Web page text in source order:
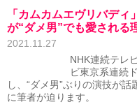
「カムカムエヴリバデ
が“ダメ男”でも愛される
2021.11.27
NHK連続テレ
ビ東京系連続
し、“ダメ男”ぶりの演技が
に筆者が迫ります。